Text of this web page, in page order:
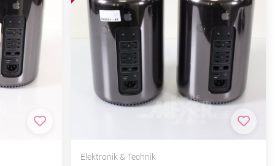
Zur Merkliste hinzufügen Zur
Elektronik & Technik